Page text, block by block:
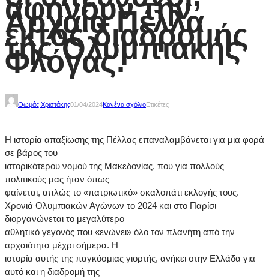
αφήνουν την
Αρχαία Πέλλα
εκτός διαδρομής
της Ολυμπιακής
Φλόγας.
Θωμάς Χριστάκης01/04/2024Κανένα σχόλιοΕτικέτες
Η ιστορία απαξίωσης της Πέλλας επαναλαμβάνεται για μια φορά
σε βάρος του
ιστορικότερου νομού της Μακεδονίας, που για πολλούς
πολιτικούς μας ήταν όπως
φαίνεται, απλώς το «πατριωτικό» σκαλοπάτι εκλογής τους.
Χρονιά Ολυμπιακών Αγώνων το 2024 και στο Παρίσι
διοργανώνεται το μεγαλύτερο
αθλητικό γεγονός που «ενώνει» όλο τον πλανήτη από την
αρχαιότητα μέχρι σήμερα. Η
ιστορία αυτής της παγκόσμιας γιορτής, ανήκει στην Ελλάδα για
αυτό και η διαδρομή της